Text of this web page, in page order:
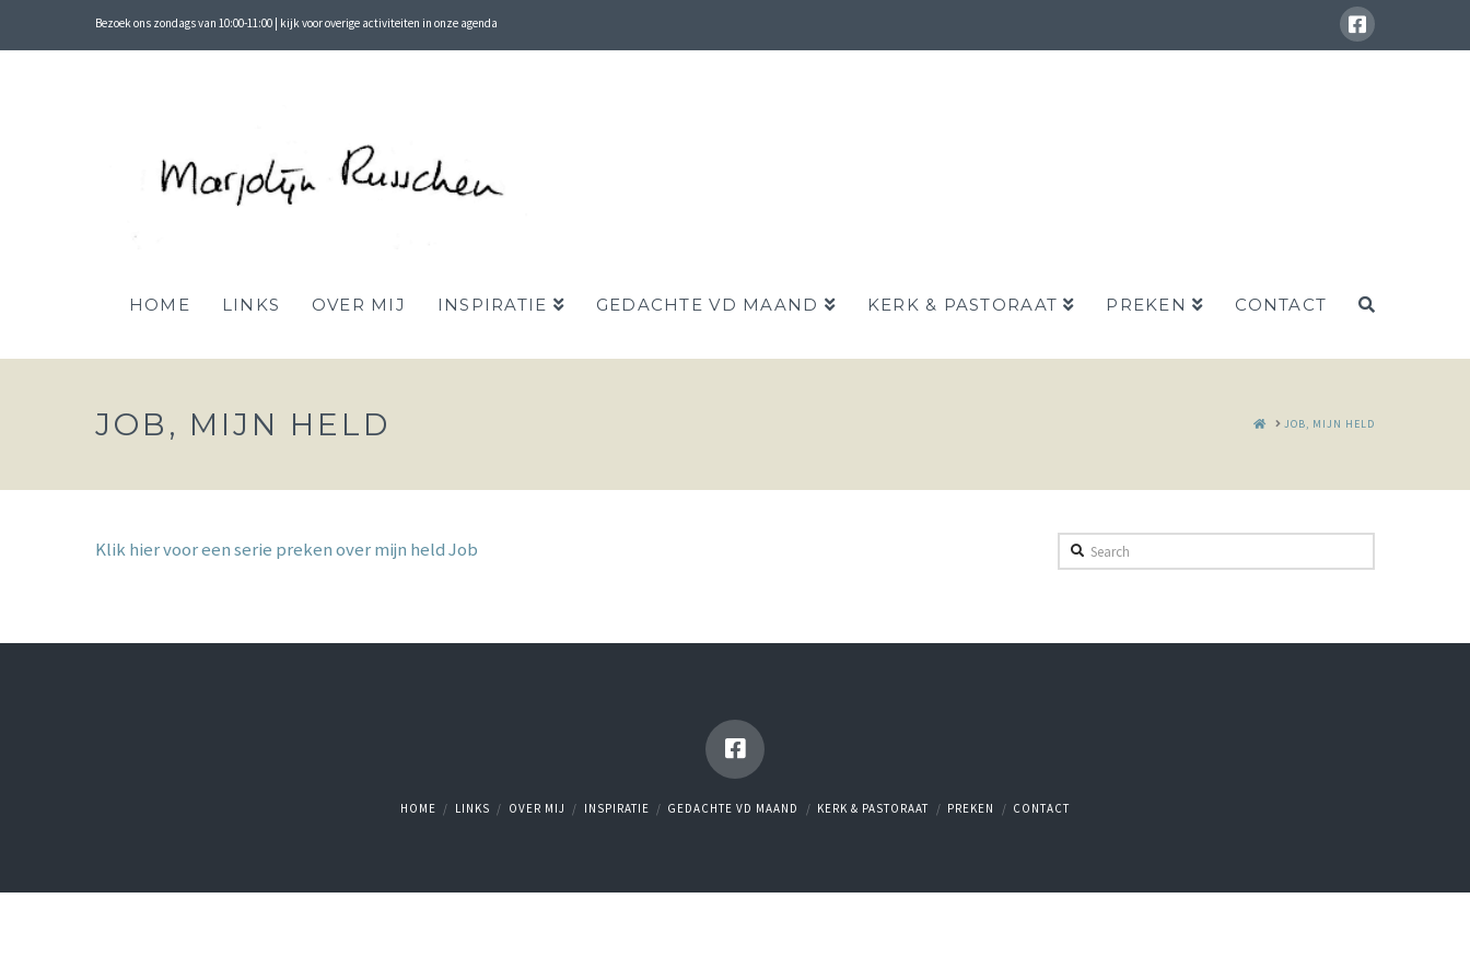
Bezoek ons zondags van 10:00-11:00 | kijk voor overige activiteiten in onze agenda
HOME LINKS OVER MIJ INSPIRATIE GEDACHTE VD MAAND KERK & PASTORAAT PREKEN CONTACT
JOB, MIJN HELD HOMEJOB, MIJN HELD
Klik hier voor een serie preken over mijn held Job Search
HOME LINKS OVER MIJ INSPIRATIE GEDACHTE VD MAAND KERK & PASTORAAT PREKEN CONTACT